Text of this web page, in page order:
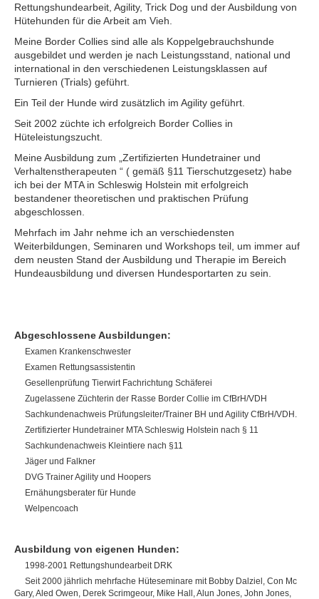
Rettungshundearbeit, Agility, Trick Dog und der Ausbildung von
Hütehunden für die Arbeit am Vieh.
Meine Border Collies sind alle als Koppelgebrauchshunde
ausgebildet und werden je nach Leistungsstand, national und
international in den verschiedenen Leistungsklassen auf
Turnieren (Trials) geführt.
Ein Teil der Hunde wird zusätzlich im Agility geführt.
Seit 2002 züchte ich erfolgreich Border Collies in
Hüteleistungszucht.
Meine Ausbildung zum „Zertifizierten Hundetrainer und
Verhaltenstherapeuten “ ( gemäß §11 Tierschutzgesetz) habe
ich bei der MTA in Schleswig Holstein mit erfolgreich
bestandener theoretischen und praktischen Prüfung
abgeschlossen.
Mehrfach im Jahr nehme ich an verschiedensten
Weiterbildungen, Seminaren und Workshops teil, um immer auf
dem neusten Stand der Ausbildung und Therapie im Bereich
Hundeausbildung und diversen Hundesportarten zu sein.
Abgeschlossene Ausbildungen:
Examen Krankenschwester
Examen Rettungsassistentin
Gesellenprüfung Tierwirt Fachrichtung Schäferei
Zugelassene Züchterin der Rasse Border Collie im CfBrH/VDH
Sachkundenachweis Prüfungsleiter/Trainer BH und Agility CfBrH/VDH.
Zertifizierter Hundetrainer MTA Schleswig Holstein nach § 11
Sachkundenachweis Kleintiere nach §11
Jäger und Falkner
DVG Trainer Agility und Hoopers
Ernähungsberater für Hunde
Welpencoach
Ausbildung von eigenen Hunden:
1998-2001 Rettungshundearbeit DRK
Seit 2000 jährlich mehrfache Hüteseminare mit Bobby Dalziel, Con Mc
Gary, Aled Owen, Derek Scrimgeour, Mike Hall, Alun Jones, John Jones,